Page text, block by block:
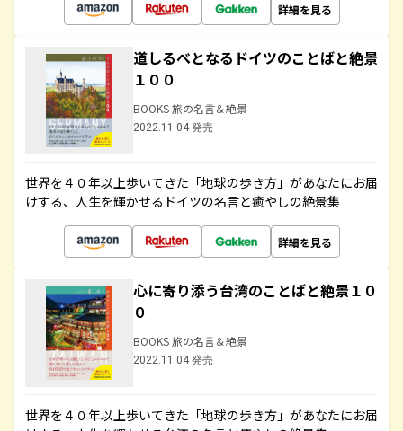
詳細を見る
道しるべとなるドイツのことばと絶景
１００
BOOKS 旅の名言＆絶景
2022.11.04 発売
世界を４０年以上歩いてきた「地球の歩き方」があなたにお届
けする、人生を輝かせるドイツの名言と癒やしの絶景集
詳細を見る
心に寄り添う台湾のことばと絶景１０
０
BOOKS 旅の名言＆絶景
2022.11.04 発売
世界を４０年以上歩いてきた「地球の歩き方」があなたにお届